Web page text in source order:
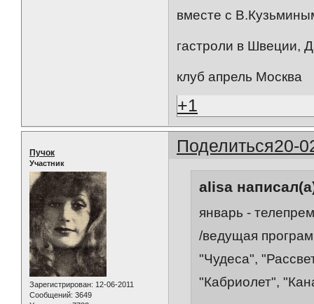
вместе с
гастроли в Швеции,
клуб апрель Москва
+1
Поделиться20-
Пучок
Участник
Зарегистрирован: 12-06-2011
Сообщений: 3649
alisa
январь -
/ведущая
"Чудеса",
"Кабриолет",